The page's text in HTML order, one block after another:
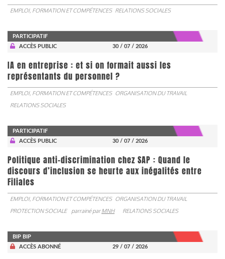
EMPLOI, FORMATION ET COMPÉTENCES RELATIONS SOCIALES
PARTICIPATIF
ACCÈS PUBLIC
30 / 07 / 2026
IA en entreprise : et si on formait aussi les
représentants du personnel ?
EMPLOI, FORMATION ET COMPÉTENCES ORGANISATION DU TRAVAIL
RELATIONS SOCIALES
PARTICIPATIF
ACCÈS PUBLIC
30 / 07 / 2026
Politique anti-discrimination chez SAP : Quand le
discours d’inclusion se heurte aux inégalités entre
Filiales
EMPLOI, FORMATION ET COMPÉTENCES ORGANISATION DU TRAVAIL
PROTECTION SOCIALE
parrainé parMNH RELATIONS SOCIALES
BIP BIP
ACCÈS ABONNÉ
29 / 07 / 2026